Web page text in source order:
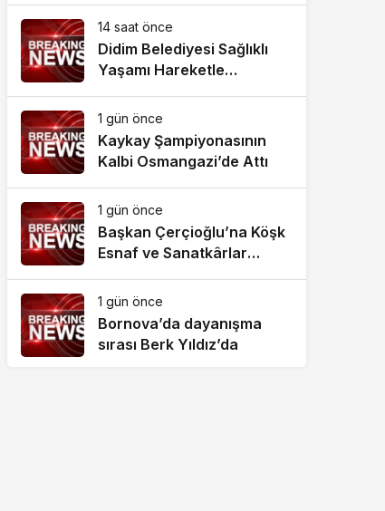
14 saat önce
Didim Belediyesi Sağlıklı
Yaşamı Hareketle
1 gün önce
Kaykay Şampiyonasının
Kalbi Osmangazi’de Attı
1 gün önce
Başkan Çerçioğlu’na Köşk
Esnaf ve Sanatkârlar
1 gün önce
Bornova’da dayanışma
sırası Berk Yıldız’da